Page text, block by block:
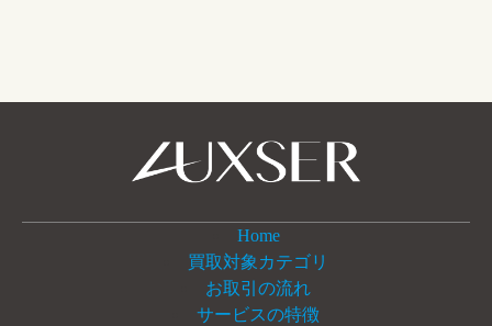
Home
買取対象カテゴリ
お取引の流れ
サービスの特徴